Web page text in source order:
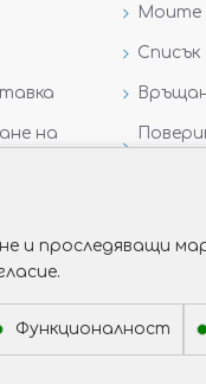
на
Моите
Списък
и проследяващи
Функционалност